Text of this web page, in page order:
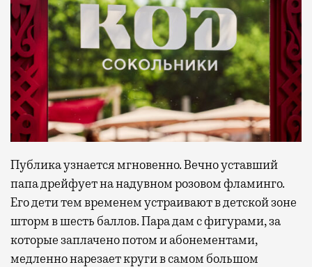
Публика узнается мгновенно. Вечно уставший
папа дрейфует на надувном розовом фламинго.
Его дети тем временем устраивают в детской зоне
шторм в шесть баллов. Пара дам с фигурами, за
которые заплачено потом и абонементами,
медленно нарезает круги в самом большом